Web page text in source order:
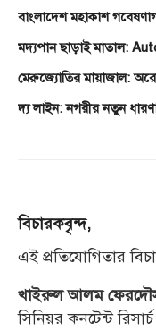
বাংলাদেশ মহাকাশ
মদ্যপান ছাড়াই মাতাল:
মেরুজ্যোতির মায়াজাল:
দ্য লাইন: নগরীর নতুন
বিচারকবৃন্দ,
এই প্রতিযোগিতার
খাইরুল আলম
সিনিয়র কনটেন্ট